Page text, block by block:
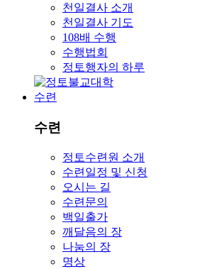
천일결사 소개
천일결사 기도
108배 수행
수행법회
정토행자의 하루
수련
수련
정토수련원 소개
수련일정 및 신청
오시는 길
수련문의
백일출가
깨달음의 장
나눔의 장
명상